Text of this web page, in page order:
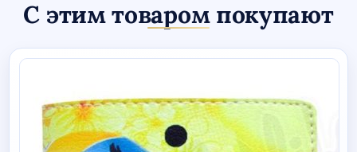
С этим товаром покупают